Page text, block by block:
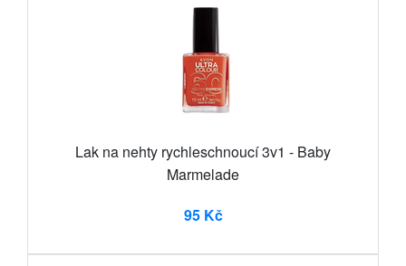
Lak na nehty rychleschnoucí 3v1 - Baby
Marmelade
95 Kč